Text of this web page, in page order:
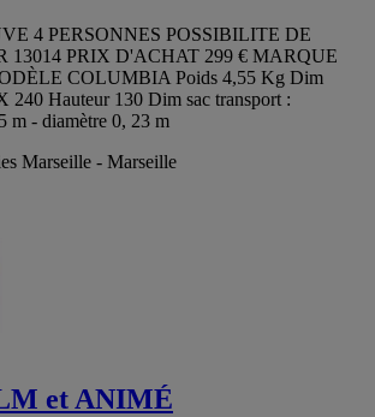
4 PERSONNES POSSIBILITE DE
13014 PRIX D'ACHAT 299 € MARQUE
COLUMBIA Poids 4,55 Kg Dim
240 Hauteur 130 Dim sac transport :
m - diamètre 0, 23 m
Marseille - Marseille
et ANIMÉ